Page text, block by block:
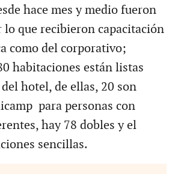
hace mes y medio fueron
lo que recibieron capacitación
como del corporativo;
habitaciones están listas
hotel, de ellas, 20 son
para personas con
hay 78 dobles y el
sencillas.